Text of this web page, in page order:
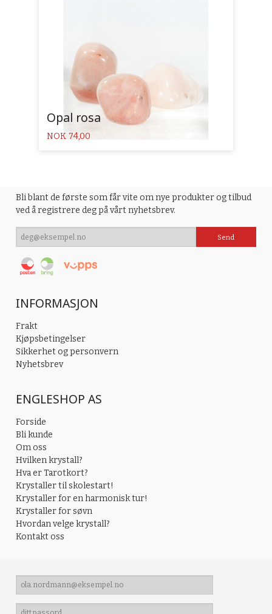
Opal rosa
Pris
NOK 74,00
Bli blant de første som får vite om nye produkter og tilbud
ved å registrere deg på vårt nyhetsbrev.
INFORMASJON
Frakt
Kjøpsbetingelser
Sikkerhet og personvern
Nyhetsbrev
ENGLESHOP AS
Forside
Bli kunde
Om oss
Hvilken krystall?
Hva er Tarotkort?
Krystaller til skolestart!
Krystaller for en harmonisk tur!
Krystaller for søvn
Hvordan velge krystall?
Kontakt oss